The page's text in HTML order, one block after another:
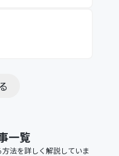
一覧
法を詳しく解説していま